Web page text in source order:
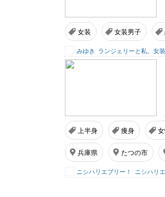
女装 女装男子
みゆき ランジェリーと私。女
上半身 痩身
兵庫県 たつの市
ニシハリエブリー！